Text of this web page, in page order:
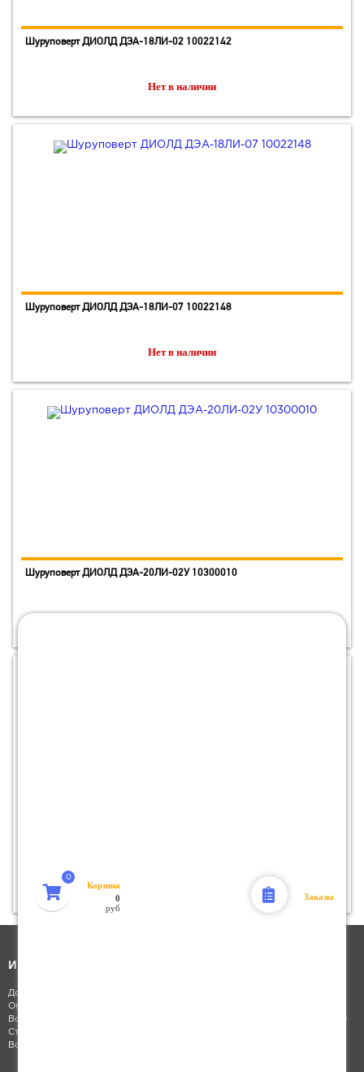
Корзина
0
руб
Заказы
Шуруповерт ДИОЛД ДЭА-18ЛИ-02 10022142
Нет в наличии
Шуруповерт ДИОЛД ДЭА-18ЛИ-07 10022148
Нет в наличии
Шуруповерт ДИОЛД ДЭА-20ЛИ-02У 10300010
Нет в наличии
Интернет-магазин
Доставка заказа
Оплата заказа
Возврат заказа
Стать клиентом
Восстановление пароля
Электрооборудование